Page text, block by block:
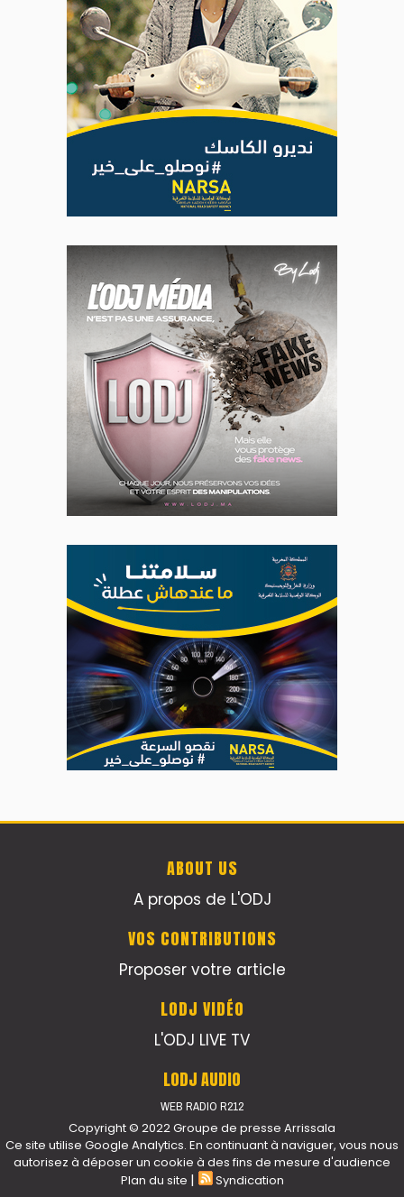
ABOUT US
A propos de L'ODJ
VOS CONTRIBUTIONS
Proposer votre article
LODJ VIDÉO
L'ODJ LIVE TV
LODJ AUDIO
WEB RADIO R212
Copyright © 2022 Groupe de presse Arrissala
Ce site utilise Google Analytics. En continuant à naviguer, vous nous
autorisez à déposer un cookie à des fins de mesure d'audience
Plan du site | Syndication